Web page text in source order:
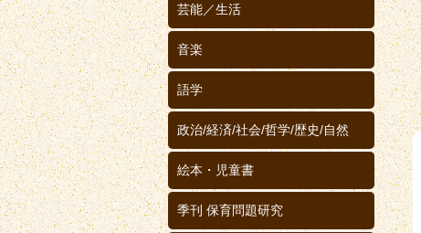
芸能／生活
音楽
語学
政治/経済/社会/哲学/歴史/自然
絵本・児童書
季刊 保育問題研究